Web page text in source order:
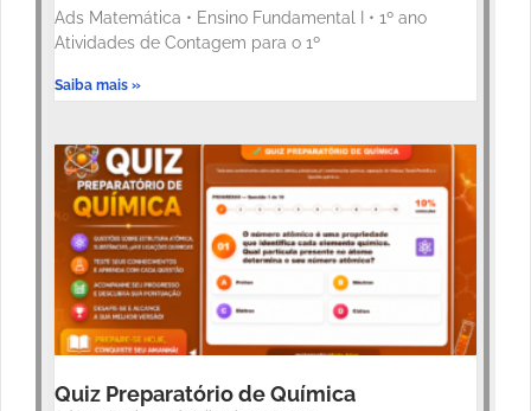
Ads Matemática • Ensino Fundamental I • 1º ano
Atividades de Contagem para o 1º
Saiba mais »
Quiz Preparatório de Química